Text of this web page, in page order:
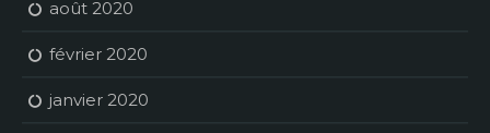
août 2020
février 2020
janvier 2020